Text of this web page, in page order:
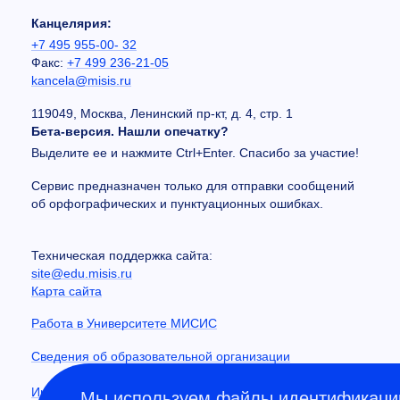
Канцелярия:
+7 495 955-00- 32
Факс: +7 499 236-21-05
kancela@misis.ru
119049, Москва, Ленинский пр-кт, д. 4, стр. 1
Бета-версия. Нашли опечатку?
Выделите ее и нажмите Ctrl+Enter. Спасибо за участие!
Сервис предназначен только для отправки сообщений
об орфографических и пунктуационных ошибках.
Техническая поддержка сайта:
site@edu.misis.ru
Карта сайта
Работа в Университете МИСИС
Сведения об образовательной организации
Информация о закупках